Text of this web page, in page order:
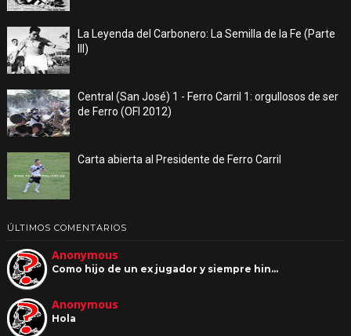
La Leyenda del Carbonero: La Semilla de la Fe (Parte
III)
Central (San José) 1 - Ferro Carril 1: orgullosos de ser
de Ferro (OFI 2012)
Carta abierta al Presidente de Ferro Carril
ÚLTIMOS COMENTARIOS
Anonymous
Como hijo de un ex jugador y siempre hin…
Anonymous
Hola